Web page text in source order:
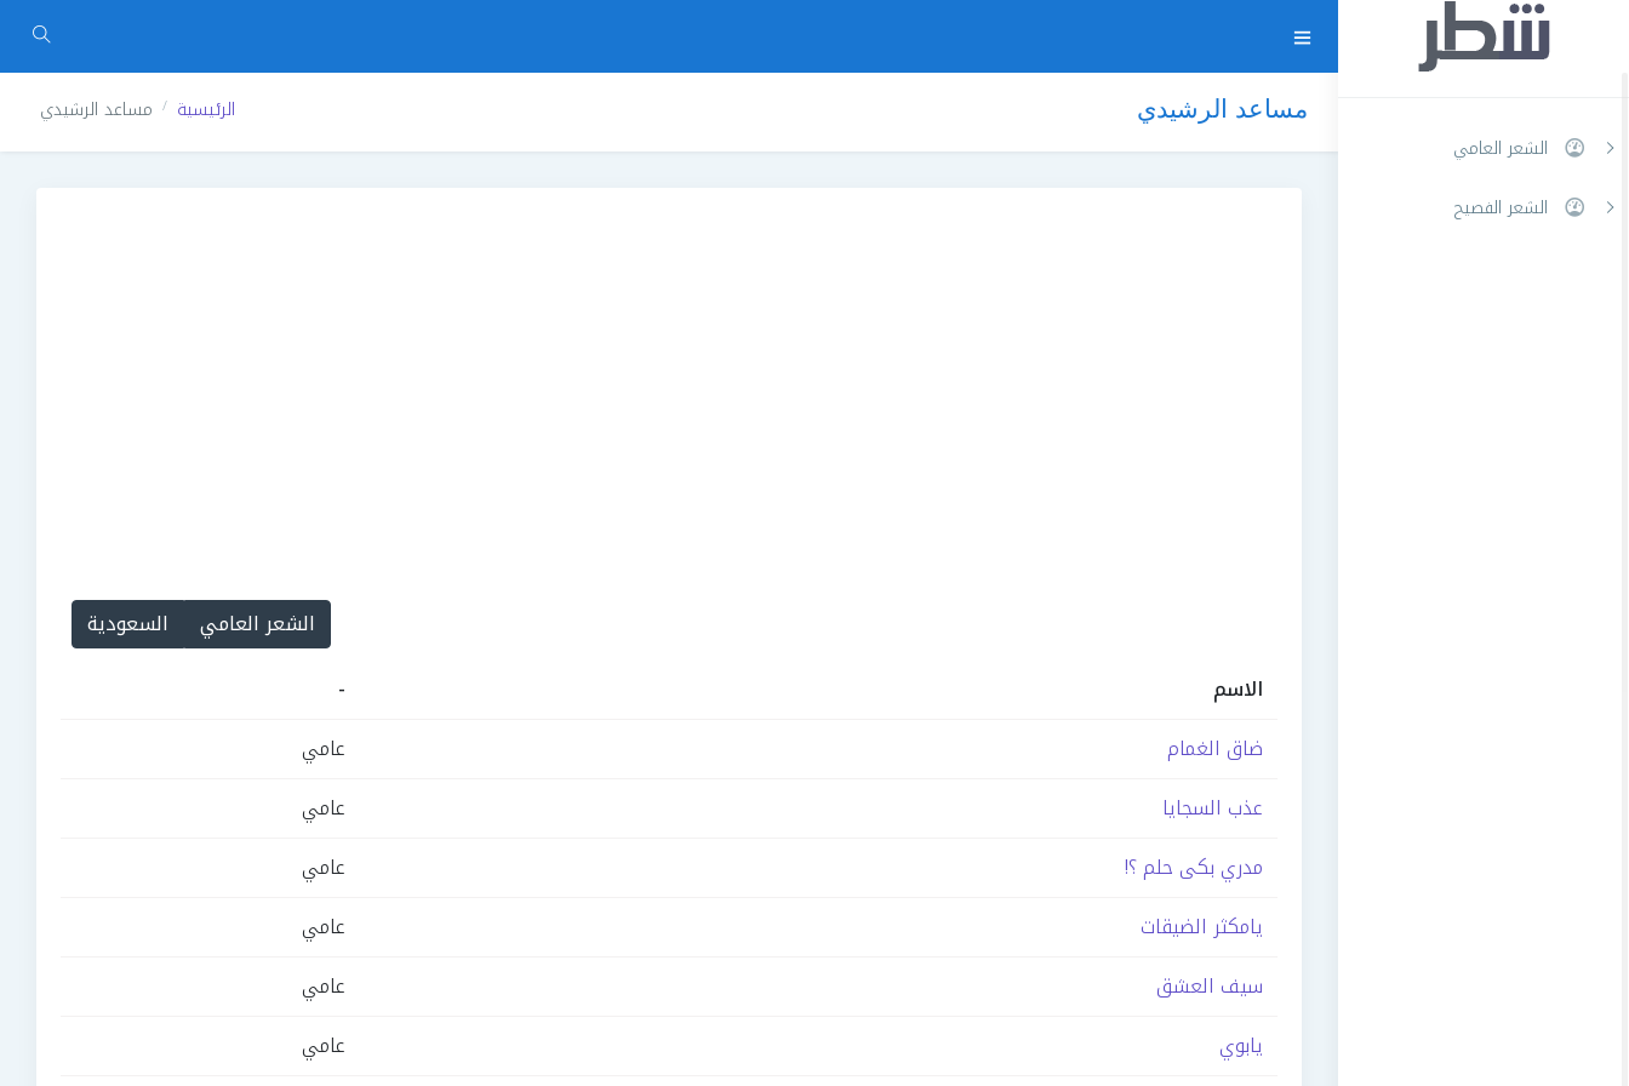
الشعر العامي
الشعر الفصيح
مساعد الرشيدي الرئيسية مساعد الرشيدي
الشعر العامي
السعودية
الاسم
-
ضاق الغمام
عامي
عذب السجايا
عامي
مدري بكى حلم ؟!
عامي
يامكثر الضيقات
عامي
سيف العشق
عامي
يابوي
عامي